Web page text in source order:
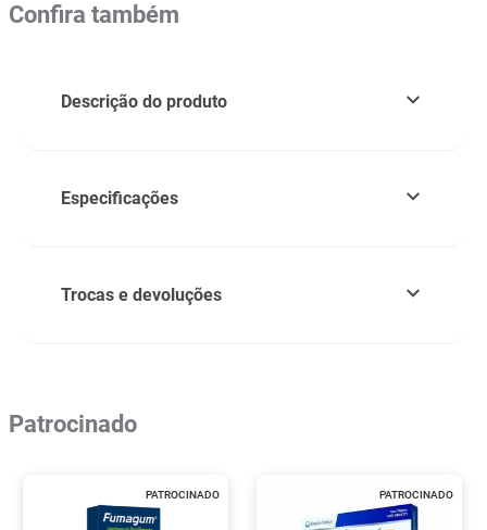
Confira também
Descrição do produto
Especificações
Trocas e devoluções
Patrocinado
PATROCINADO PATROCINADO